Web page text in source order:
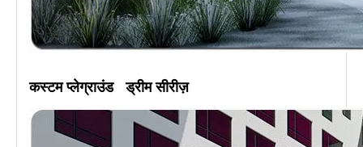
कस्टम प्लेग्राउंड ड्रीम सीरीज़